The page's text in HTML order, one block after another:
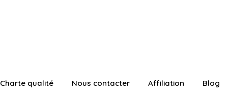
Charte qualité Nous contacter Affiliation Blog